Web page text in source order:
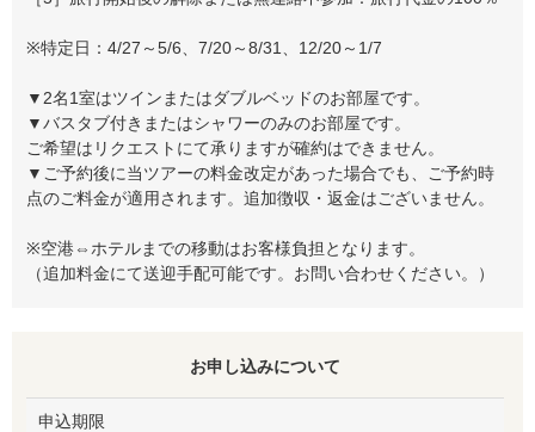
※特定日：4/27～5/6、7/20～8/31、12/20～1/7
▼2名1室はツインまたはダブルベッドのお部屋です。
▼バスタブ付きまたはシャワーのみのお部屋です。
ご希望はリクエストにて承りますが確約はできません。
▼ご予約後に当ツアーの料金改定があった場合でも、ご予約時
点のご料金が適用されます。追加徴収・返金はございません。
※空港⇔ホテルまでの移動はお客様負担となります。
（追加料金にて送迎手配可能です。お問い合わせください。）
お申し込みについて
申込期限